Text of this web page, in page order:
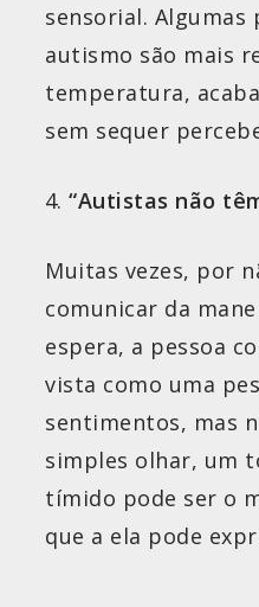
sensorial. Algumas
autismo são mais
temperatura,
sem sequer
“Autistas não
Muitas vezes, por
comunicar da
espera, a pessoa
vista como uma
sentimentos, mas
simples olhar, um
tímido pode ser o
que a ela pode